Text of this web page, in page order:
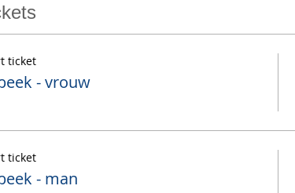
ticket
- vrouw
ticket
- man